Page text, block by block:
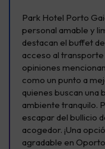
Park Hotel Porto
personal amable y
destacan el buffet
acceso al
opiniones
como un punto a
quienes buscan una
ambiente tranquilo.
escapar del bullicio
acogedor. ¡Una
agradable en